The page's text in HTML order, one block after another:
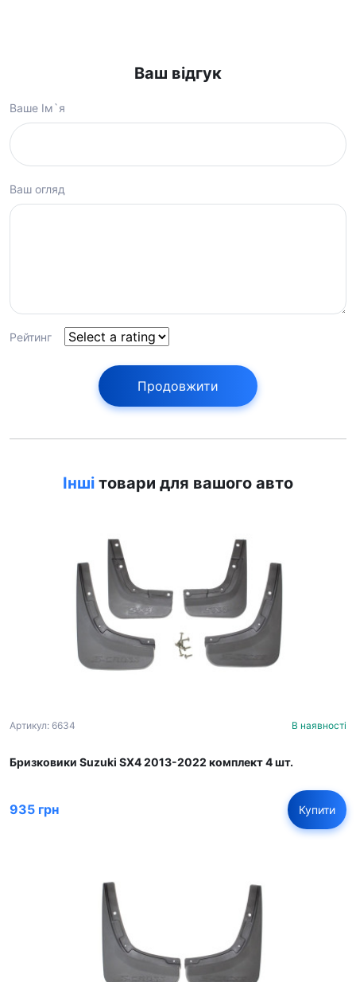
Ваш відгук
Ваше Ім`я
Ваш огляд
Рейтинг
Продовжити
Інші товари для вашого авто
Артикул: 6634 В наявності
Бризковики Suzuki SX4 2013-2022 комплект 4 шт.
935 грн Купити